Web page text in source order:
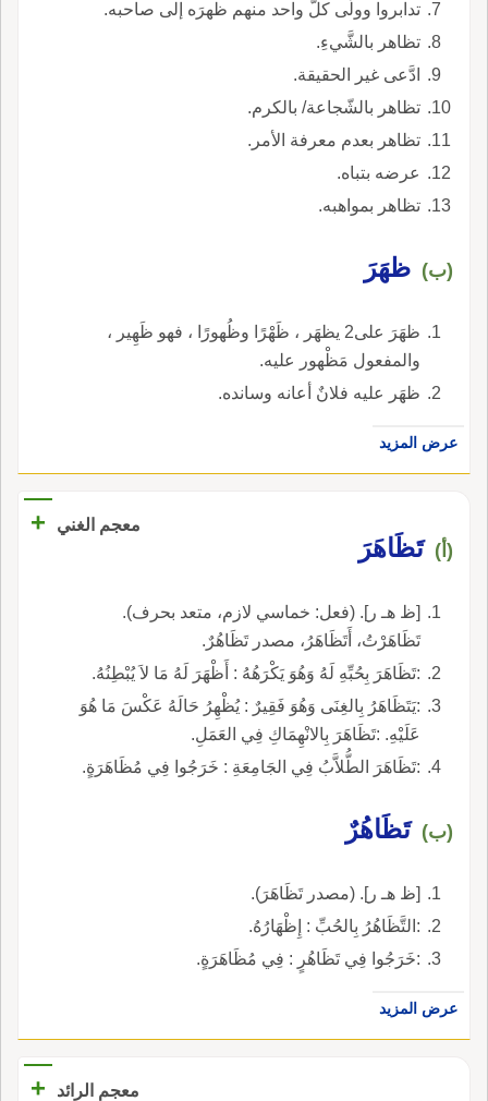
تدابروا وولَّى كلّ واحد منهم ظهرَه إلى صاحبه.
تظاهر بالشَّيءِ.
ادَّعى غير الحقيقة.
تظاهر بالشّجاعة/ بالكرم.
تظاهر بعدم معرفة الأمر.
عرضه بتباه.
تظاهر بمواهبه.
(ب) ظهَرَ
ظهَرَ على2 يظهَر ، ظَهْرًا وظُهورًا ، فهو ظَهِير ،
والمفعول مَظْهور عليه.
ظهَر عليه فلانٌ أعانه وسانده.
عرض المزيد
معجم الغني +
(أ) تَظَاهَرَ
[ظ هـ ر]. (فعل: خماسي لازم، متعد بحرف).
تَظَاهَرْتُ، أَتَظَاهَرُ، مصدر تَظَاهُرٌ.
:تَظَاهَرَ بِحُبِّهِ لَهُ وَهُوَ يَكْرَهُهُ : أَظْهَرَ لَهُ مَا لاَ يُبْطِنُهُ.
:يَتَظَاهَرُ بِالغِنَى وَهُوَ فَقِيرٌ : يُظْهِرُ حَالَهُ عَكْسَ مَا هُوَ
عَلَيْهِ. :تَظَاهَرَ بِالانْهِمَاكِ فِي العَمَلِ.
:تَظَاهَرَ الطُّلاَّبُ فِي الجَامِعَةِ : خَرَجُوا فِي مُظَاهَرَةٍ.
(ب) تَظَاهُرٌ
[ظ هـ ر]. (مصدر تَظَاهَرَ).
:التَّظَاهُرُ بِالحُبِّ : إِظْهَارُهُ.
:خَرَجُوا فِي تَظَاهُرٍ : فِي مُظَاهَرَةٍ.
عرض المزيد
معجم الرائد
+